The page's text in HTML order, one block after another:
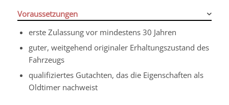
Voraussetzungen
erste Zulassung vor mindestens 30 Jahren
guter, weitgehend originaler Erhaltungszustand des
Fahrzeugs
qualifiziertes Gutachten, das die Eigenschaften als
Oldtimer nachweist